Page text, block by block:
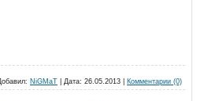
NiGMaT Дата: 26.05.2013 Комментарии (0)